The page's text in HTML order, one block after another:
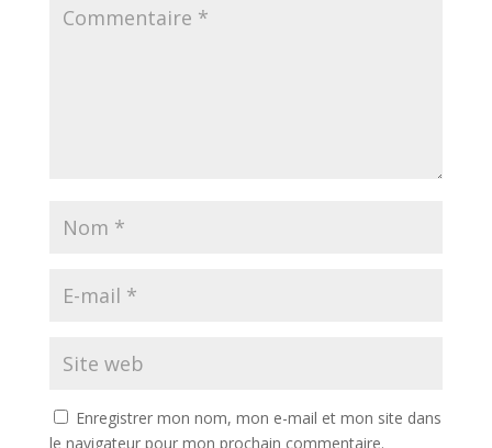
Enregistrer mon nom, mon e-mail et mon site dans
le navigateur pour mon prochain commentaire.